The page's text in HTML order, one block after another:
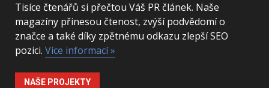
Tisíce čtenářů si přečtou Váš PR článek. Naše
magazíny přinesou čtenost, zvýší podvědomí o
značce a také díky zpětnému odkazu zlepší SEO
pozici. Více informací »
NAŠE PROJEKTY